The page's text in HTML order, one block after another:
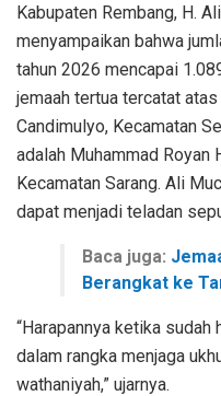
Kabupaten Rembang, H.
menyampaikan bahwa
tahun 2026 mencapai
jemaah tertua tercatat
Candimulyo, Kecamatan
adalah Muhammad Royan
Kecamatan Sarang. Ali
dapat menjadi teladan
Baca juga:
Berangkat ke
“Harapannya ketika sudah
dalam rangka menjaga
wathaniyah,” ujarnya.